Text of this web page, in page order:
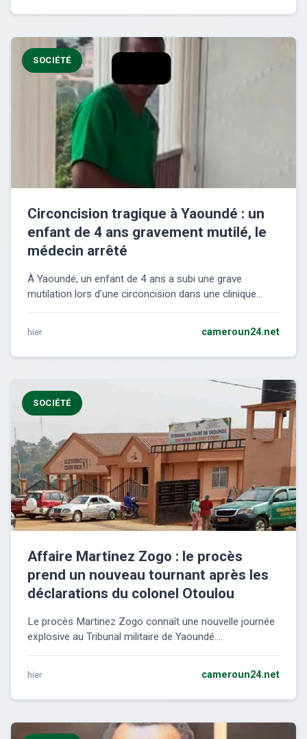
SOCIÉTÉ
Circoncision tragique à Yaoundé : un
enfant de 4 ans gravement mutilé, le
médecin arrêté
À Yaoundé, un enfant de 4 ans a subi une grave
mutilation lors d'une circoncision dans une clinique...
hier cameroun24.net
SOCIÉTÉ
Affaire Martinez Zogo : le procès
prend un nouveau tournant après les
déclarations du colonel Otoulou
Le procès Martinez Zogo connaît une nouvelle journée
explosive au Tribunal militaire de Yaoundé....
hier cameroun24.net